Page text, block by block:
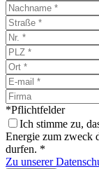
*Pflichtfelder
Ich stimme zu,
Energie zum zweck
durfen. *
Zu unserer